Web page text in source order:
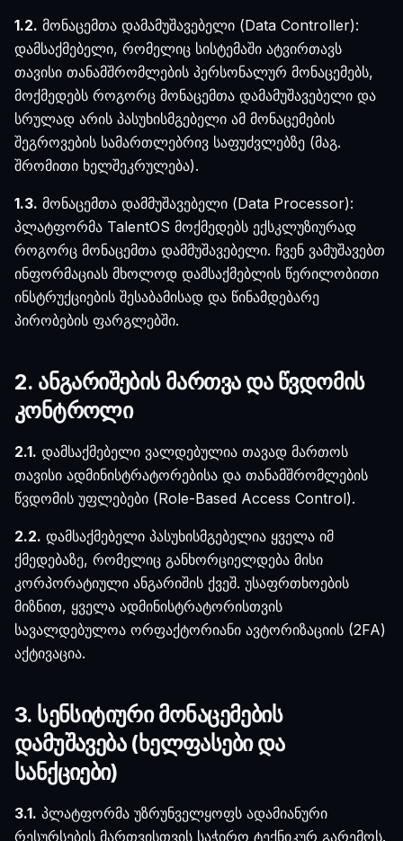
1.2. მონაცემთა დამამუშავებელი (Data Controller):
დამსაქმებელი, რომელიც სისტემაში ატვირთავს
თავისი თანამშრომლების პერსონალურ მონაცემებს,
მოქმედებს როგორც მონაცემთა დამამუშავებელი და
სრულად არის პასუხისმგებელი ამ მონაცემების
შეგროვების სამართლებრივ საფუძვლებზე (მაგ.
შრომითი ხელშეკრულება).
1.3. მონაცემთა დამმუშავებელი (Data Processor):
პლატფორმა TalentOS მოქმედებს ექსკლუზიურად
როგორც მონაცემთა დამმუშავებელი. ჩვენ ვამუშავებთ
ინფორმაციას მხოლოდ დამსაქმებლის წერილობითი
ინსტრუქციების შესაბამისად და წინამდებარე
პირობების ფარგლებში.
2. ანგარიშების მართვა და წვდომის
კონტროლი
2.1. დამსაქმებელი ვალდებულია თავად მართოს
თავისი ადმინისტრატორებისა და თანამშრომლების
წვდომის უფლებები (Role-Based Access Control).
2.2. დამსაქმებელი პასუხისმგებელია ყველა იმ
ქმედებაზე, რომელიც განხორციელდება მისი
კორპორატიული ანგარიშის ქვეშ. უსაფრთხოების
მიზნით, ყველა ადმინისტრატორისთვის
სავალდებულოა ორფაქტორიანი ავტორიზაციის (2FA)
აქტივაცია.
3. სენსიტიური მონაცემების
დამუშავება (ხელფასები და
სანქციები)
3.1. პლატფორმა უზრუნველყოფს ადამიანური
რესურსების მართვისთვის საჭირო ტექნიკურ გარემოს.